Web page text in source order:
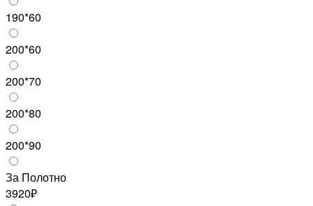
190*60
200*60
200*70
200*80
200*90
За Полотно
3920₽